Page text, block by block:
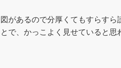
があるので分厚くてもすらすら
で、かっこよく見せていると思